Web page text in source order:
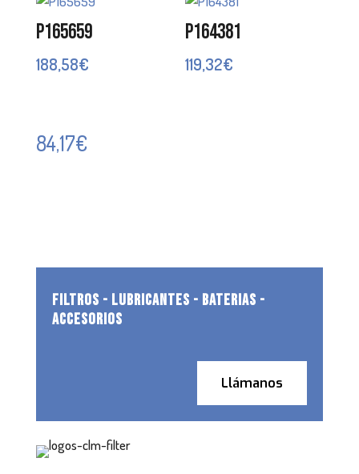
P165659
188,58€
P164381
119,32€
84,17€
FILTROS - LUBRICANTES - BATERIAS -
ACCESORIOS
Llámanos